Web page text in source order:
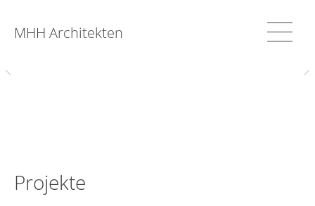
MHH Architekten
Projekte